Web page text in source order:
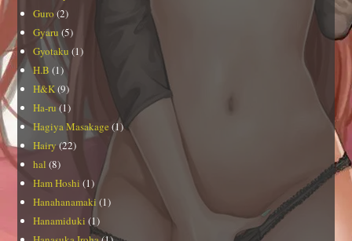
Guro (2)
Gyaru (5)
Gyotaku (1)
H.B (1)
H&K(9)
Ha-ru(1)
Hagiya Masakage (1)
Hairy(22)
hal (8)
Ham Hoshi (1)
Hanahanamaki (1)
Hanamiduki (1)